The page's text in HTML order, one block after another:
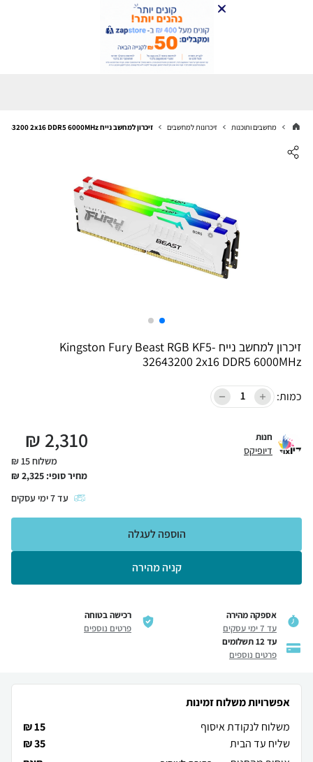
מחשבים ותוכנות זיכרונות למחשבים זיכרון למחשב נייח Kingston Fury Beast RGB KF5-32643200 2x16 DDR5 6000MHz
זיכרון למחשב נייח Kingston Fury Beast RGB KF5-
32643200 2x16 DDR5 6000MHz
כמות:
חנות
דיופיקס 2,310
₪
משלוח 15 ₪
מחיר סופי: 2,325
₪
עד7ימי עסקים
קניה מהירה
הוספה לעגלה
אספקה מהירה
עד 7 ימי עסקים
רכישה בטוחה
פרטים נוספים
עד 12 תשלומים
פרטים נוספים
אפשרויות משלוח זמינות
משלוח לנקודת איסוף
15 ₪
שליח עד הבית
35 ₪